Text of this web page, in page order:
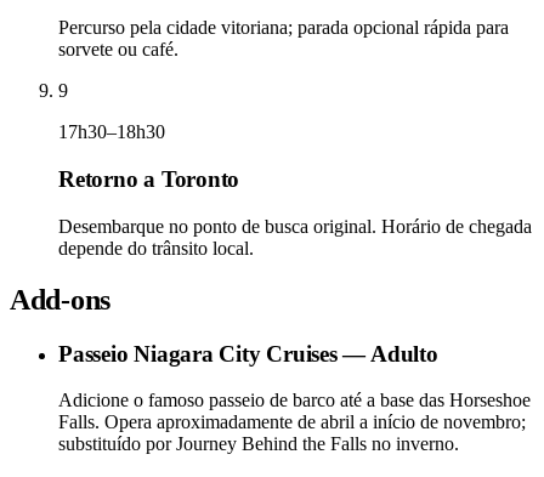
Percurso pela cidade vitoriana; parada opcional rápida para
sorvete ou café.
9
17h30–18h30
Retorno a Toronto
Desembarque no ponto de busca original. Horário de chegada
depende do trânsito local.
Add-ons
Passeio Niagara City Cruises — Adulto
Adicione o famoso passeio de barco até a base das Horseshoe
Falls. Opera aproximadamente de abril a início de novembro;
substituído por Journey Behind the Falls no inverno.